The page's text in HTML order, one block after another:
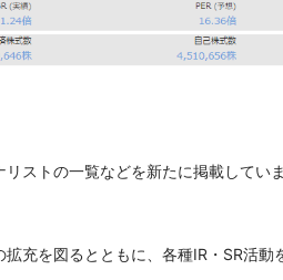
ストの一覧などを新たに掲載してい
充を図るとともに、各種IR・SR活